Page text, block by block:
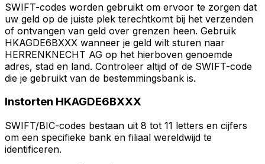
SWIFT-codes worden gebruikt om ervoor te zorgen dat
uw geld op de juiste plek terechtkomt bij het verzenden
of ontvangen van geld over grenzen heen. Gebruik
HKAGDE6BXXX wanneer je geld wilt sturen naar
HERRENKNECHT AG op het hierboven genoemde
adres, stad en land. Controleer altijd of de SWIFT-code
die je gebruikt van de bestemmingsbank is.
Instorten HKAGDE6BXXX
SWIFT/BIC-codes bestaan uit 8 tot 11 letters en cijfers
om een specifieke bank en filiaal wereldwijd te
identificeren.